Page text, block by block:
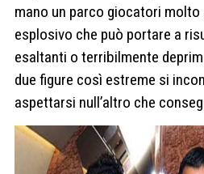
mano un parco giocatori molto
esplosivo che può portare a
esaltanti o terribilmente
due figure così estreme si
aspettarsi null’altro che